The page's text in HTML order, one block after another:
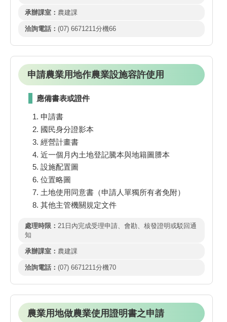
承辦課室： 農建課
洽詢電話：(07) 6671211分機66
申請農業用地作農業設施容許使用
應備書表或證件
申請書
國民身分證影本
經營計畫書
近一個月內土地登記騰本與地籍圖謄本
設施配置圖
位置略圖
土地使用同意書（申請人單獨所有者免附）
其他主管機關規定文件
處理時限： 21日內完成受理申請、會勘、核發證明或駁回通
知
承辦課室： 農建課
洽詢電話：(07) 6671211分機70
農業用地做農業使用證明書之申請